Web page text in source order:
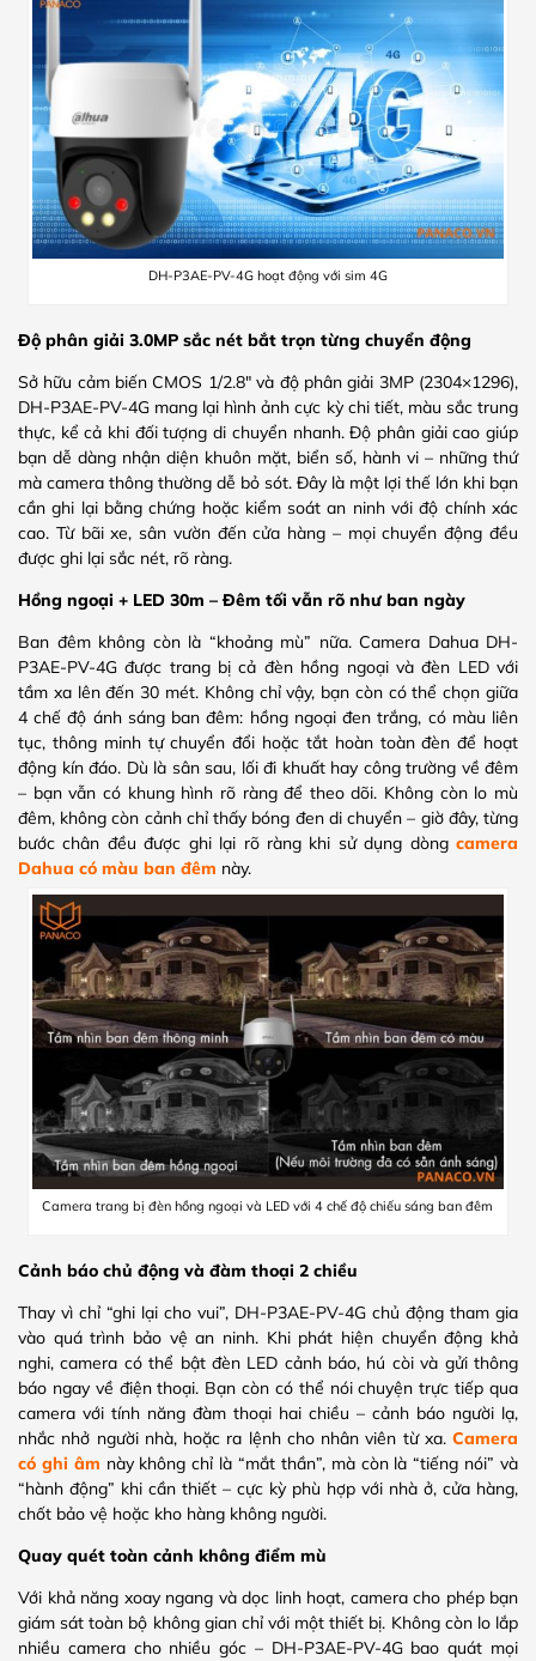
DH-P3AE-PV-4G hoạt động với sim 4G
Độ phân giải 3.0MP sắc nét bắt trọn từng chuyển động
Sở hữu cảm biến CMOS 1/2.8″ và độ phân giải 3MP (2304×1296),
DH-P3AE-PV-4G mang lại hình ảnh cực kỳ chi tiết, màu sắc trung
thực, kể cả khi đối tượng di chuyển nhanh. Độ phân giải cao giúp
bạn dễ dàng nhận diện khuôn mặt, biển số, hành vi – những thứ
mà camera thông thường dễ bỏ sót. Đây là một lợi thế lớn khi bạn
cần ghi lại bằng chứng hoặc kiểm soát an ninh với độ chính xác
cao. Từ bãi xe, sân vườn đến cửa hàng – mọi chuyển động đều
được ghi lại sắc nét, rõ ràng.
Hồng ngoại + LED 30m – Đêm tối vẫn rõ như ban ngày
Ban đêm không còn là “khoảng mù” nữa. Camera Dahua DH-
P3AE-PV-4G được trang bị cả đèn hồng ngoại và đèn LED với
tầm xa lên đến 30 mét. Không chỉ vậy, bạn còn có thể chọn giữa
4 chế độ ánh sáng ban đêm: hồng ngoại đen trắng, có màu liên
tục, thông minh tự chuyển đổi hoặc tắt hoàn toàn đèn để hoạt
động kín đáo. Dù là sân sau, lối đi khuất hay công trường về đêm
– bạn vẫn có khung hình rõ ràng để theo dõi. Không còn lo mù
đêm, không còn cảnh chỉ thấy bóng đen di chuyển – giờ đây, từng
bước chân đều được ghi lại rõ ràng khi sử dụng dòng camera
Dahua có màu ban đêm này.
Camera trang bị đèn hồng ngoại và LED với 4 chế độ chiếu sáng ban đêm
Cảnh báo chủ động và đàm thoại 2 chiều
Thay vì chỉ “ghi lại cho vui”, DH-P3AE-PV-4G chủ động tham gia
vào quá trình bảo vệ an ninh. Khi phát hiện chuyển động khả
nghi, camera có thể bật đèn LED cảnh báo, hú còi và gửi thông
báo ngay về điện thoại. Bạn còn có thể nói chuyện trực tiếp qua
camera với tính năng đàm thoại hai chiều – cảnh báo người lạ,
nhắc nhở người nhà, hoặc ra lệnh cho nhân viên từ xa. Camera
có ghi âm này không chỉ là “mắt thần”, mà còn là “tiếng nói” và
“hành động” khi cần thiết – cực kỳ phù hợp với nhà ở, cửa hàng,
chốt bảo vệ hoặc kho hàng không người.
Quay quét toàn cảnh không điểm mù
Với khả năng xoay ngang và dọc linh hoạt, camera cho phép bạn
giám sát toàn bộ không gian chỉ với một thiết bị. Không còn lo lắp
nhiều camera cho nhiều góc – DH-P3AE-PV-4G bao quát mọi